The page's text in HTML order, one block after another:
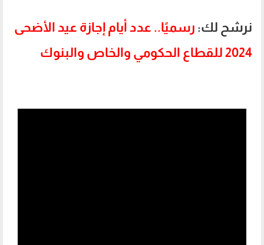
نرشح لك: رسميًا.. عدد أيام إجازة عيد الأضحى
2024 للقطاع الحكومي والخاص والبنوك